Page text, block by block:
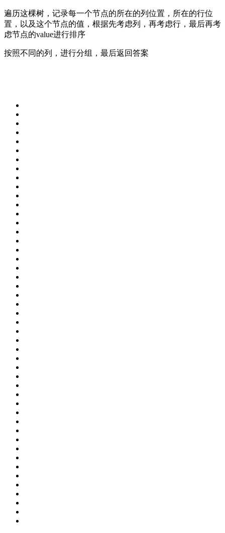
遍历这棵树，记录每一个节点的所在的列位置，所在的行位
置，以及这个节点的值，根据先考虑列，再考虑行，最后再考
虑节点的value进行排序
按照不同的列，进行分组，最后返回答案